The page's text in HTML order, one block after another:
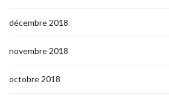
décembre 2018
novembre 2018
octobre 2018